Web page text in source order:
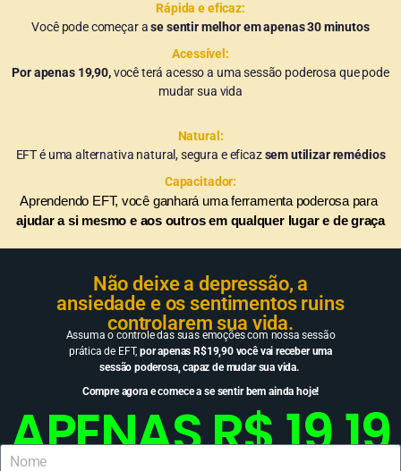
Rápida e eficaz:
Você pode começar ase sentir melhor em apenas 30 minutos
Acessível:
Por apenas 19,90,você terá acesso a uma sessão poderosa que pode
mudar sua vida
Natural:
EFT é uma alternativa natural, segura e eficazsem utilizar remédios
Capacitador:
Aprendendo EFT, você ganhará uma ferramenta poderosa para
ajudar a si mesmo e aos outros em qualquer lugar e de graça
Não deixe a depressão, a
ansiedade e os sentimentos ruins
controlarem sua vida.
Assuma o controle das suas emoções com nossa sessão
prática de EFT, por apenas R$19,90 você vai receber uma
sessão poderosa, capaz de mudar sua vida.
Compre agora e comece a se sentir bem ainda hoje!
APENAS R$ 19,19